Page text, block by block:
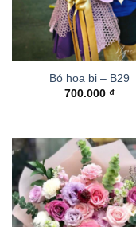
Bó hoa bi – B29
700.000 ₫